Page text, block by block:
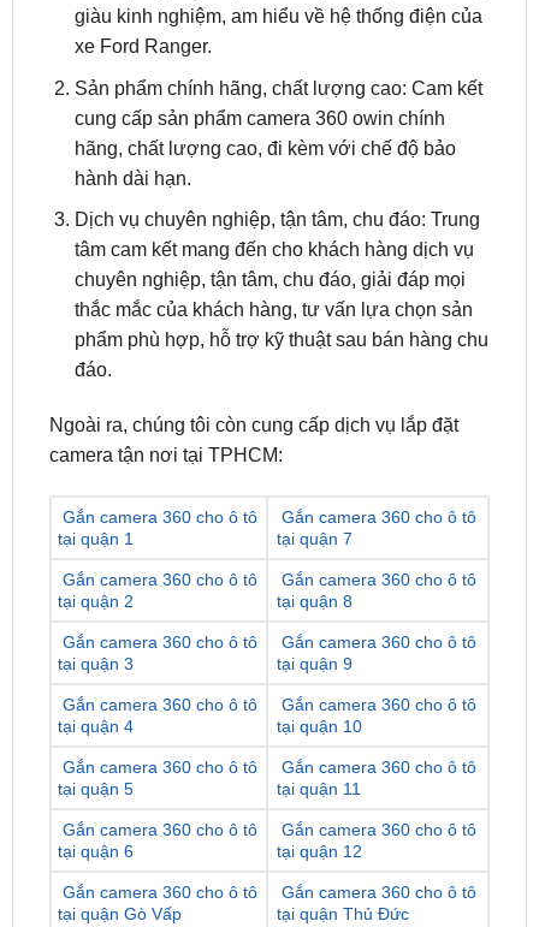
Sản phẩm chính hãng, chất lượng cao: Cam kết
cung cấp sản phẩm camera 360 owin chính
hãng, chất lượng cao, đi kèm với chế độ bảo
hành dài hạn.
Dịch vụ chuyên nghiệp, tận tâm, chu đáo: Trung
tâm cam kết mang đến cho khách hàng dịch vụ
chuyên nghiệp, tận tâm, chu đáo, giải đáp mọi
thắc mắc của khách hàng, tư vấn lựa chọn sản
phẩm phù hợp, hỗ trợ kỹ thuật sau bán hàng chu
đáo.
Ngoài ra, chúng tôi còn cung cấp dịch vụ lắp đặt
Gắn camera 360 cho ô tô
Gắn camera 360 cho ô tô
Gắn camera 360 cho ô tô
tại quận 2
Gắn camera 360 cho ô tô
tại quận 8
Gắn camera 360 cho ô tô
tại quận 3
Gắn camera 360 cho ô tô
tại quận 9
Gắn camera 360 cho ô tô
tại quận 4
Gắn camera 360 cho ô tô
tại quận 10
Gắn camera 360 cho ô tô
tại quận 5
Gắn camera 360 cho ô tô
tại quận 11
Gắn camera 360 cho ô tô
tại quận 6
Gắn camera 360 cho ô tô
tại quận 12
Gắn camera 360 cho ô tô
tại quận Gò Vấp
Gắn camera 360 cho ô tô
tại quận Thủ Đức
Gắn camera 360 cho ô tô
tại quận Tân Bình
Gắn camera 360 cho ô tô
tại quận Bình Tân